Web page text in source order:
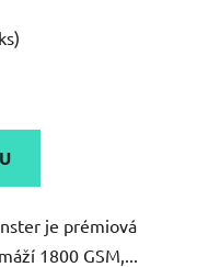
je prémiová
1800 GSM,...